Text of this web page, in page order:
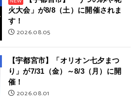
火大会」が8/8（土）に開催されま
す！
2026.08.05
【宇都宮市】「オリオン七夕まつ
り」が7/31（金）～8/3（月）に開
催！
2026.08.01